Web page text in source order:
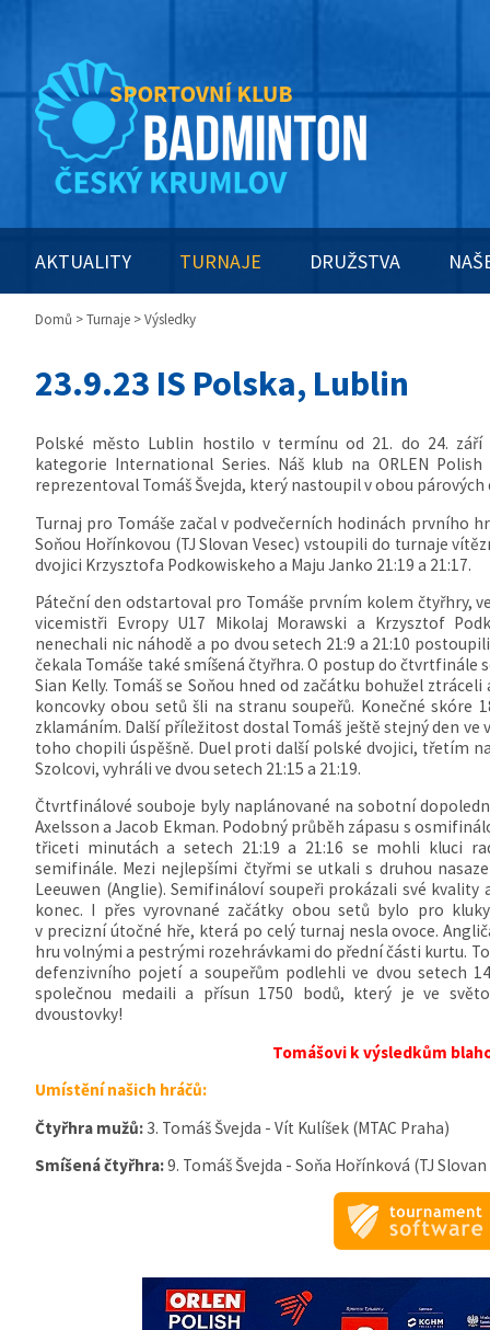
AKTUALITY TURNAJE DRUŽSTVA
Domů >Turnaje > Výsledky
23.9.23 IS Polska, Lublin
Polské město Lublin hostilo v termínu od 21. do 24. září
kategorie International Series. Náš klub na ORLEN
reprezentoval Tomáš Švejda, který nastoupil v obou
Turnaj pro Tomáše začal v podvečerních hodinách prvního
Soňou Hořínkovou (TJ Slovan Vesec) vstoupili do turnaje
dvojici Krzysztofa Podkowiskeho a Maju Janko 21:19 a 21:17.
Páteční den odstartoval pro Tomáše prvním kolem čtyřhry,
vicemistři Evropy U17 Mikolaj Morawski a Krzysztof
nenechali nic náhodě a po dvou setech 21:9 a 21:10
čekala Tomáše také smíšená čtyřhra. O postup do čtvrtfinále
Sian Kelly. Tomáš se Soňou hned od začátku bohužel
koncovky obou setů šli na stranu soupeřů. Konečné skóre
zklamáním. Další příležitost dostal Tomáš ještě stejný den ve
toho chopili úspěšně. Duel proti další polské dvojici, třetím
Szolcovi, vyhráli ve dvou setech 21:15 a 21:19.
Čtvrtfinálové souboje byly naplánované na sobotní
Axelsson a Jacob Ekman. Podobný průběh zápasu s
třiceti minutách a setech 21:19 a 21:16 se mohli kluci
semifinále. Mezi nejlepšími čtyřmi se utkali s druhou
Leeuwen (Anglie). Semifináloví soupeři prokázali své
konec. I přes vyrovnané začátky obou setů bylo pro
v precizní útočné hře, která po celý turnaj nesla ovoce.
hru volnými a pestrými rozehrávkami do přední části kurtu.
defenzivního pojetí a soupeřům podlehli ve dvou setech
společnou medaili a přísun 1750 bodů, který je ve
dvoustovky!
Tomášovi k výsledkům
Umístění našich hráčů:
Čtyřhra mužů: 3. Tomáš Švejda - Vít Kulíšek (MTAC Praha)
Smíšená čtyřhra:9. Tomáš Švejda - Soňa Hořínková (TJ Slovan